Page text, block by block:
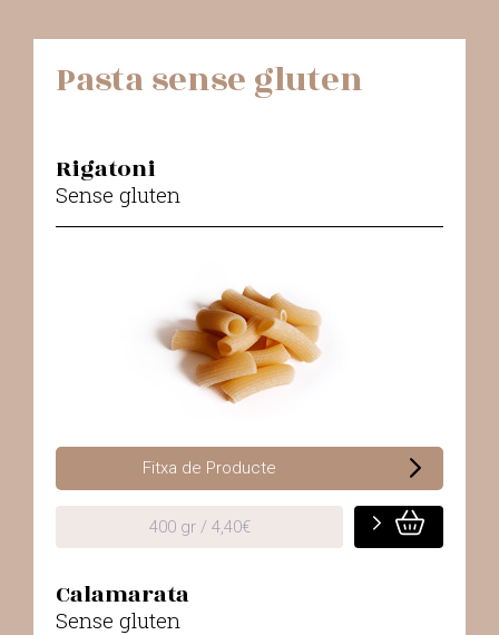
Pasta sense gluten
Rigatoni
Sense gluten
Fitxa de Producte
400 gr / 4,40€
Calamarata
Sense gluten